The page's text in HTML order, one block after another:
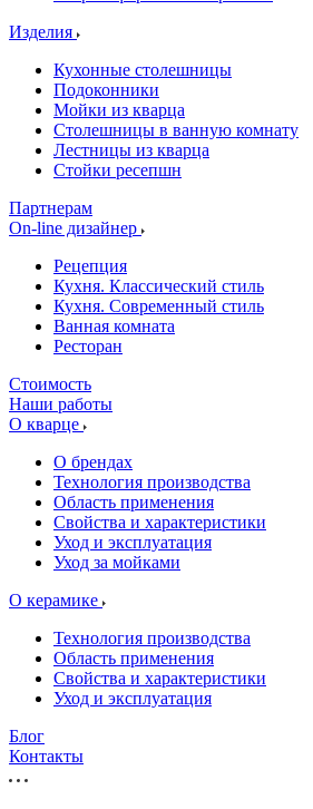
Изделия
Кухонные столешницы
Подоконники
Мойки из кварца
Столешницы в ванную комнату
Лестницы из кварца
Стойки ресепшн
Партнерам
On-line дизайнер
Рецепция
Кухня. Классический стиль
Кухня. Современный стиль
Ванная комната
Ресторан
Стоимость
Наши работы
О кварце
О брендах
Технология производства
Область применения
Свойства и характеристики
Уход и эксплуатация
Уход за мойками
О керамике
Технология производства
Область применения
Свойства и характеристики
Уход и эксплуатация
Блог
Контакты